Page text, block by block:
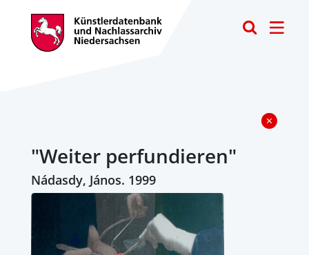
"Weiter perfundieren"
Nádasdy, János. 1999